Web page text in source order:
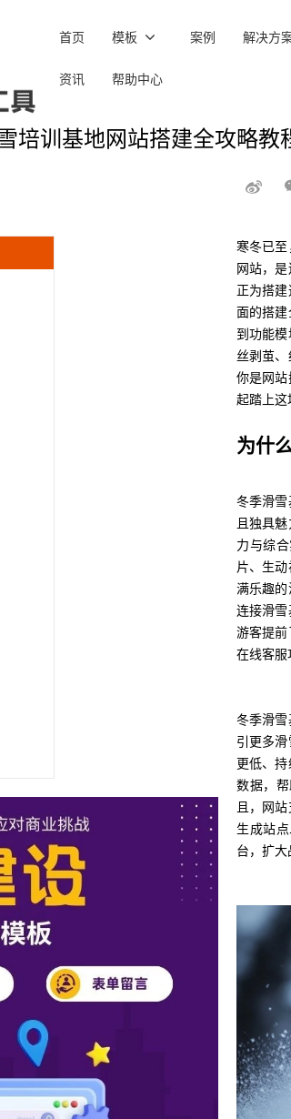
首页 模板 案例 解决方
资讯 帮助中心
培训基地网站搭建全攻略教
寒冬已
网站，
正为搭
面的搭建
到功能
丝剥茧
你是网
起踏上这
为什
冬季滑
且独具
力与综
片、生
满乐趣
连接滑
游客提前
在线客服
冬季滑
引更多
更低、
数据，
且，网
生成站
台，扩大